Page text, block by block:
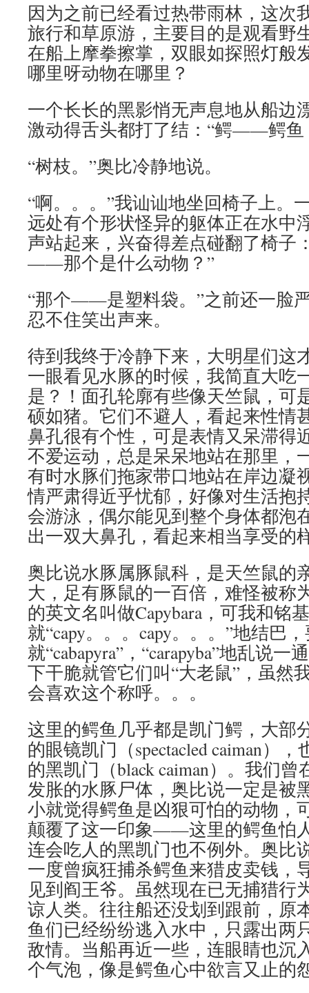
因为之前已经看过热带雨林，这次
旅行和草原游，主要目的是观看野
在船上摩拳擦掌，双眼如探照灯
哪里呀动物在哪里？
一个长长的黑影悄无声息地从船边
激动得舌头都打了结：“鳄——鳄鱼
“树枝。”奥比冷静地说。
“啊。。。”我讪讪地坐回椅子上。
远处有个形状怪异的躯体正在水中
声站起来，兴奋得差点碰翻了椅子
——那个是什么动物？”
“那个——是塑料袋。”之前还一脸
忍不住笑出声来。
待到我终于冷静下来，大明星们这
一眼看见水豚的时候，我简直大
是？！面孔轮廓有些像天竺鼠，可
硕如猪。它们不避人，看起来性情
鼻孔很有个性，可是表情又呆滞得
不爱运动，总是呆呆地站在那里，
有时水豚们拖家带口地站在岸边凝
情严肃得近乎忧郁，好像对生活抱
会游泳，偶尔能见到整个身体都泡
出一双大鼻孔，看起来相当享受的
奥比说水豚属豚鼠科，是天竺鼠的
大，足有豚鼠的一百倍，难怪被称
的英文名叫做Capybara，可我和铭
就“capy。。。capy。。。”地结巴
就“cabapyra”，“carapyba”地乱说
下干脆就管它们叫“大老鼠”，虽然
会喜欢这个称呼。。。
这里的鳄鱼几乎都是凯门鳄，大部
的眼镜凯门（spectacled caiman）
的黑凯门（black caiman）。我们
发胀的水豚尸体，奥比说一定是被
小就觉得鳄鱼是凶狠可怕的动物，
颠覆了这一印象——这里的鳄鱼怕
连会吃人的黑凯门也不例外。奥比
一度曾疯狂捕杀鳄鱼来猎皮卖钱，
见到阎王爷。虽然现在已无捕猎行
谅人类。往往船还没划到跟前，原
鱼们已经纷纷逃入水中，只露出两
敌情。当船再近一些，连眼睛也沉
个气泡，像是鳄鱼心中欲言又止的